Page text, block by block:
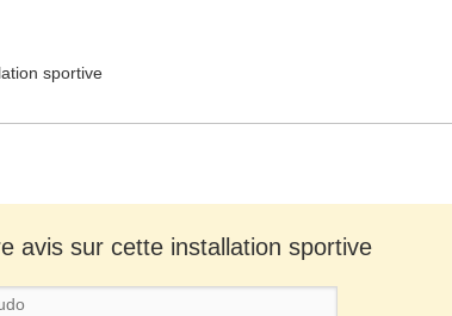
sportive
avis sur cette installation sportive